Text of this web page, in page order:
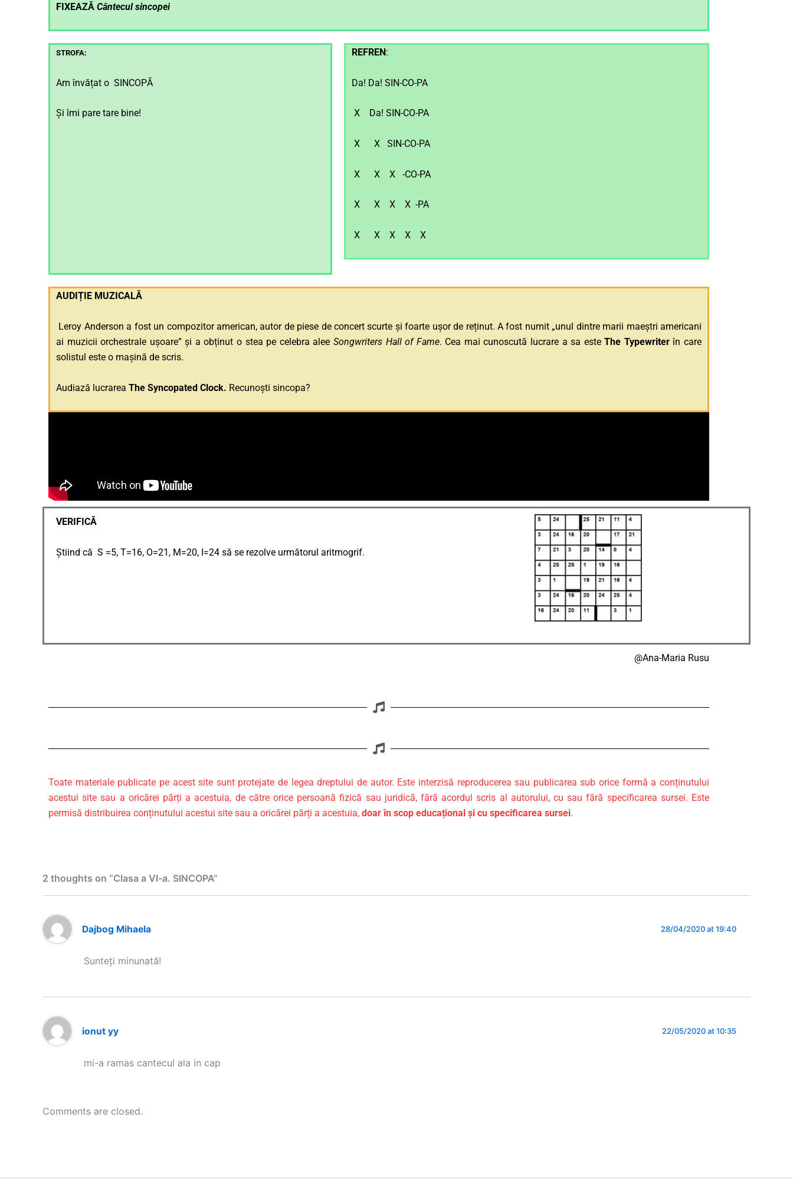
FIXEAZĂ Cântecul sincopei
STROFA:
Am învățat o SINCOPĂ
Și îmi pare tare bine!
REFREN :
Da! Da! SIN-CO-PA
X Da! SIN-CO-PA
X X SIN-CO-PA
X X X -CO-PA
X X X X -PA
X X X X X
AUDIȚIE MUZICALĂ
Leroy Anderson a fost un compozitor american, autor de piese de concert scurte și foarte ușor de reținut. A fost numit „unul dintre marii maeștri americani
ai muzicii orchestrale ușoare” și a obținut o stea pe celebra alee Songwriters Hall of Fame. Cea mai cunoscută lucrare a sa esteThe Typewriterîn care
solistul este o mașină de scris.
Audiază lucrarea The Syncopated Clock. Recunoști sincopa?
VERIFICĂ
Știind că S =5, T=16, O=21, M=20, I=24 să se rezolve următorul aritmogrif.
@Ana-Maria Rusu
Toate materiale publicate pe acest site sunt protejate de legea dreptului de autor. Este interzisă reproducerea sau publicarea sub orice formă a conținutului
acestui site sau a oricărei părți a acestuia, de către orice persoană fizică sau juridică, fără acordul scris al autorului, cu sau fără specificarea sursei. Este
permisă distribuirea conținutului acestui site sau a oricărei părți a acestuia, doar în scop educațional și cu specificarea sursei.
2 thoughts on “Clasa a VI-a. SINCOPA”
Dajbog Mihaela 28/04/2020 at 19:40
Sunteți minunată!
ionut yy 22/05/2020 at 10:35
mi-a ramas cantecul ala in cap
Comments are closed.